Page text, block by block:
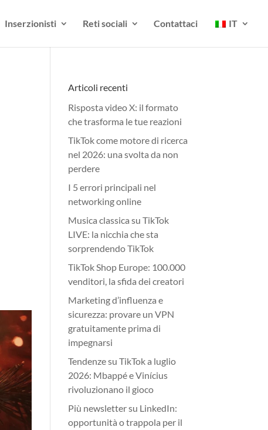
Inserzionisti Reti sociali Contattaci IT
Articoli recenti
Risposta video X: il formato
che trasforma le tue reazioni
TikTok come motore di ricerca
nel 2026: una svolta da non
perdere
I 5 errori principali nel
networking online
Musica classica su TikTok
LIVE: la nicchia che sta
sorprendendo TikTok
TikTok Shop Europe: 100.000
venditori, la sfida dei creatori
Marketing d’influenza e
sicurezza: provare un VPN
gratuitamente prima di
impegnarsi
Tendenze su TikTok a luglio
2026: Mbappé e Vinícius
rivoluzionano il gioco
Più newsletter su LinkedIn:
opportunità o trappola per il